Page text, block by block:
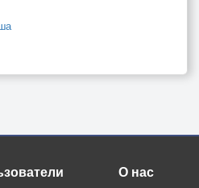
О нас